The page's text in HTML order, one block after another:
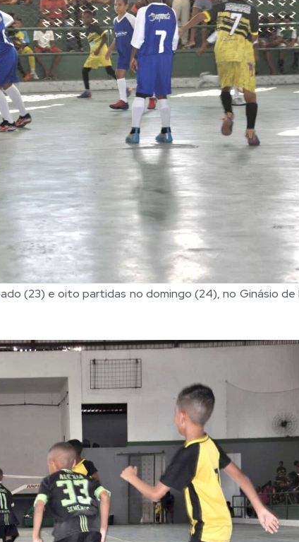
(23) e oito partidas no domingo (24), no Ginásio de